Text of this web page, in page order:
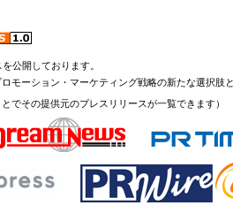
公開しております。
モーション・マーケティング戦略の新たな選択肢
でその提供元のプレスリリースが一覧できます）